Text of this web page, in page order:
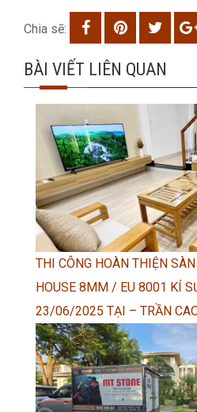
Chia sẽ:
BÀI VIẾT LIÊN QUAN
THI CÔNG HOÀN THIỆN
HOUSE 8MM / EU 8001 KÍ
23/06/2025 TẠI – TRẦN